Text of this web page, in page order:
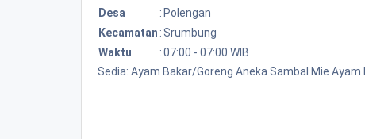
Desa
: Polengan
Kecamatan : Srumbung
Waktu
:07:00 - 07:00 WIB
Sedia: Ayam Bakar/Goreng Aneka Sambal Mie Ayam